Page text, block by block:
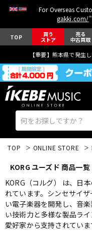
For Overseas
gakki.com/
TOP 買う
ストア
売る
中古買取
【重要】熊本県で発生
エレキギター
TOP ONLINE STORE
KORG ユーズド 商品一覧
KORG（コルグ） は、日
れています。シンセサイ
い電子楽器を開発し、音
い技術力と多様な製品ラ
愛好家から支持されていま